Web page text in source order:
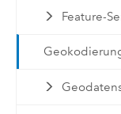
Feature-